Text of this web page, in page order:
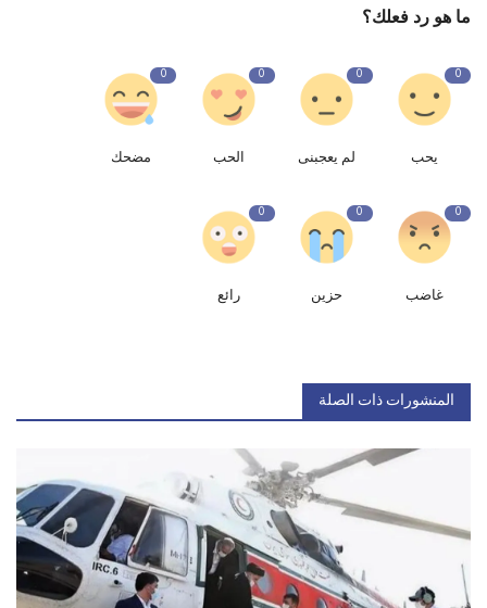
ما هو رد فعلك؟
0
يحب
0
لم يعجبنى
0
الحب
0
مضحك
0
غاضب
0
حزين
0
رائع
المنشورات ذات الصلة